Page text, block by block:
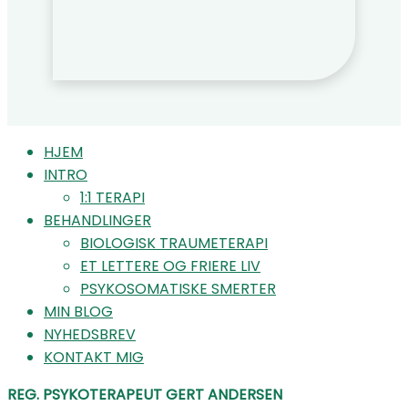
HJEM
INTRO
1:1 TERAPI
BEHANDLINGER
BIOLOGISK TRAUMETERAPI
ET LETTERE OG FRIERE LIV
PSYKOSOMATISKE SMERTER
MIN BLOG
NYHEDSBREV
KONTAKT MIG
REG. PSYKOTERAPEUT GERT ANDERSEN